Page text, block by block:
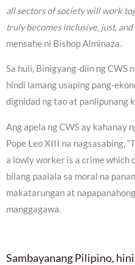
all sectors of society will work
truly becomes inclusive, just,
mensahe ni Bishop Alminaza.
Sa huli, Binigyang-diin ng CWS
hindi lamang usaping pang-
dignidad ng tao at panlipunang
Ang apela ng CWS ay kahanay
Pope Leo XIII na nagsasabing,
a lowly worker is a crime which
bilang paalala sa moral na
makatarungan at
manggagawa.
Sambayanang Pilipino,